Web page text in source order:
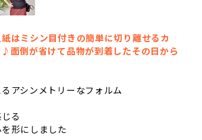
はミシン目付きの簡単に切り離せるカ
面倒が省けて品物が到着したその日から
アシンメトリーなフォルム
る
形にしました